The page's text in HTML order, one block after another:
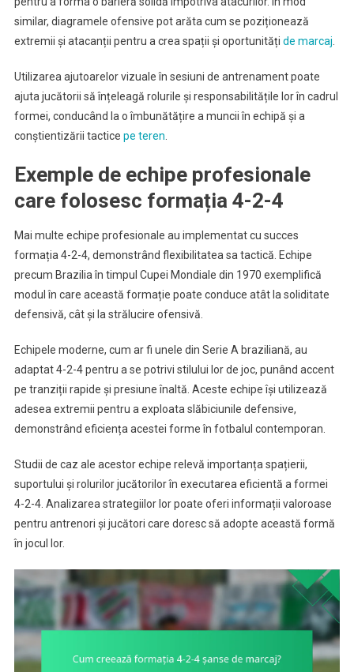
similar, diagramele ofensive pot arăta cum se poziționează
extremii și atacanții pentru a crea spații și oportunități de marcaj
Utilizarea ajutoarelor vizuale în sesiuni de antrenament poate
ajuta jucătorii să înțeleagă rolurile și responsabilitățile lor în cadrul
formei, conducând la o îmbunătățire a muncii în echipă și a
conștientizării tactice pe teren
Exemple de echipe profesionale
care folosesc formația 4-2-4
Mai multe echipe profesionale au implementat cu succes
formația 4-2-4, demonstrând flexibilitatea sa tactică. Echipe
precum Brazilia în timpul Cupei Mondiale din 1970 exemplifică
modul în care această formație poate conduce atât la soliditate
defensivă, cât și la strălucire ofensivă.
Echipele moderne, cum ar fi unele din Serie A braziliană, au
adaptat 4-2-4 pentru a se potrivi stilului lor de joc, punând accent
pe tranziții rapide și presiune înaltă. Aceste echipe își utilizează
adesea extremii pentru a exploata slăbiciunile defensive,
demonstrând eficiența acestei forme în fotbalul contemporan.
Studii de caz ale acestor echipe relevă importanța spațierii,
suportului și rolurilor jucătorilor în executarea eficientă a formei
4-2-4. Analizarea strategiilor lor poate oferi informații valoroase
pentru antrenori și jucători care doresc să adopte această formă
în jocul lor.